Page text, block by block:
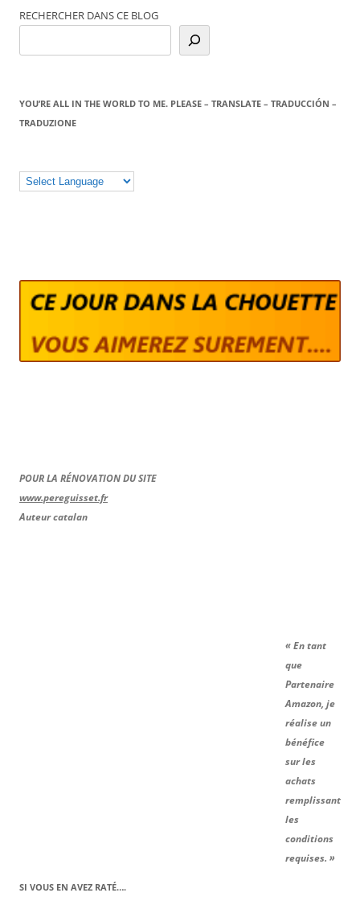
RECHERCHER DANS CE BLOG
YOU’RE ALL IN THE WORLD TO ME. PLEASE – TRANSLATE – TRADUCCIÓN –
TRADUZIONE
POUR LA RÉNOVATION DU SITE
www.pereguisset.fr
Auteur catalan
« En tant
que
Partenaire
Amazon, je
réalise un
bénéfice
sur les
achats
remplissant
les
conditions
requises. »
SI VOUS EN AVEZ RATÉ….